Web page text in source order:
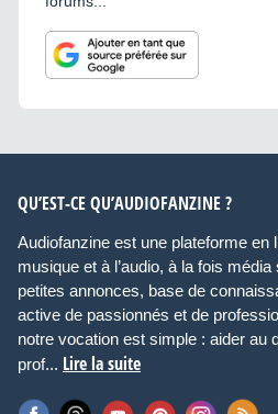
QU’EST-CE QU’AUDIOFANZINE ?
Audiofanzine est une plateforme en
musique et à l’audio, à la fois
petites annonces, base de
active de passionnés et de
notre vocation est simple : aider au
prof... Lire la suite